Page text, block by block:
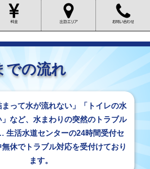
での流れ
まって水が流れない」「トイレの水
など、水まわりの突然のトラブル
生活水道センターの24時間受付セ
休でトラブル対応を受付けており
ます。